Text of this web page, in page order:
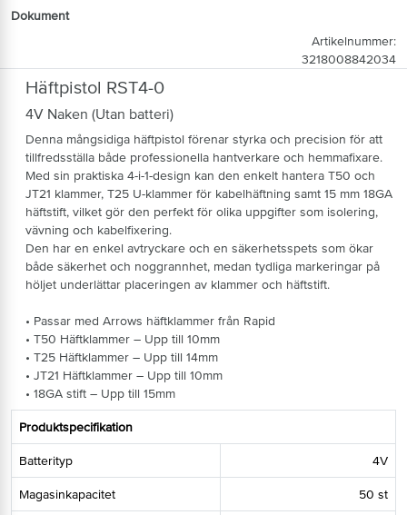
Häftpistol RST4-0
4V Naken (Utan batteri)
Denna mångsidiga häftpistol förenar styrka och precision för att
tillfredsställa både professionella hantverkare och hemmafixare.
Med sin praktiska 4-i-1-design kan den enkelt hantera T50 och
JT21 klammer, T25 U-klammer för kabelhäftning samt 15 mm 18GA
häftstift, vilket gör den perfekt för olika uppgifter som isolering,
vävning och kabelfixering.
Den har en enkel avtryckare och en säkerhetsspets som ökar
både säkerhet och noggrannhet, medan tydliga markeringar på
höljet underlättar placeringen av klammer och häftstift.
• Passar med Arrows häftklammer från Rapid
• T50 Häftklammer – Upp till 10mm
• T25 Häftklammer – Upp till 14mm
• JT21 Häftklammer – Upp till 10mm
• 18GA stift – Upp till 15mm
Produktspecifikation
Batterityp 4V
Magasinkapacitet 50 st
Dokument
Artikelnummer:
3218008842034